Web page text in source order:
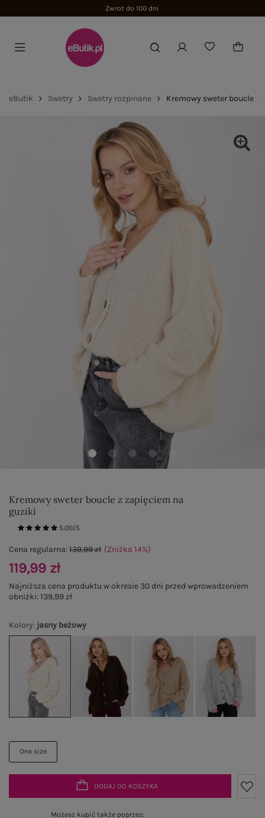
Zwrot do 100 dni
eButik Swetry Swetry rozpinane Kremowy sweter boucle z
Kremowy sweter boucle z zapięciem na
guziki
5.00/5
Kolory: jasny beżowy
One size
Cena regularna:139,99 zł (Zniżka 14%)
119,99 zł
Najniższa cena produktu w okresie 30 dni przed wprowadzeniem
obniżki:139,99 zł
DODAJ DO KOSZYKA
Możesz kupić także poprzez: